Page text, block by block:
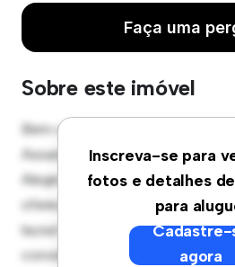
Faça uma
Sobre este imóvel
Inscreva-se para
fotos e detalhes
para
Cadastre-
agora
Bem-vindo ao seu novo refúgio
Assunção, -, Rua Doutor
Alegre - RS! Este moderno
oferece um espaço de vida
layout em conceito aberto é
convidados, e a cozinha